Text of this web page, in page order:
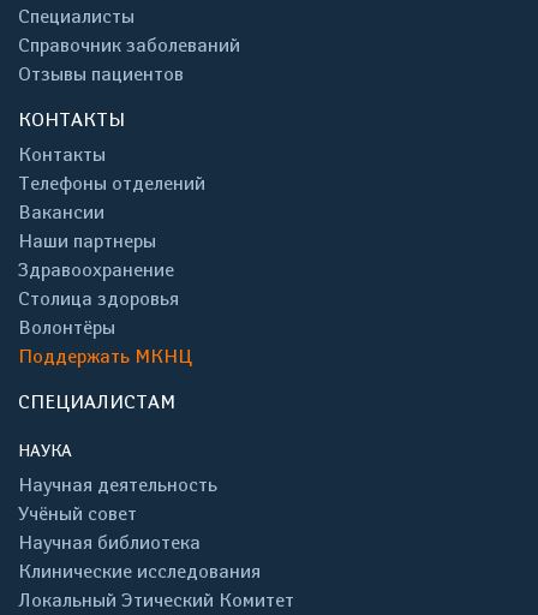
Специалисты
Справочник заболеваний
Отзывы пациентов
КОНТАКТЫ
Контакты
Телефоны отделений
Вакансии
Наши партнеры
Здравоохранение
Столица здоровья
Волонтёры
Поддержать МКНЦ
СПЕЦИАЛИСТАМ
НАУКА
Научная деятельность
Учёный совет
Научная библиотека
Клинические исследования
Локальный Этический Комитет